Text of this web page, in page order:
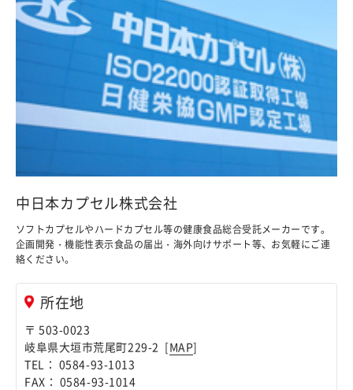
中日本カプセル株式会社
ソフトカプセルやハードカプセル等の健康食品総合受託メーカーです。
企画開発・機能性表示食品の届出・海外向けサポート等、お気軽にご連
絡ください。
所在地
〒 503-0023
岐阜県大垣市荒尾町229-2 [MAP]
TEL： 0584-93-1013
FAX： 0584-93-1014